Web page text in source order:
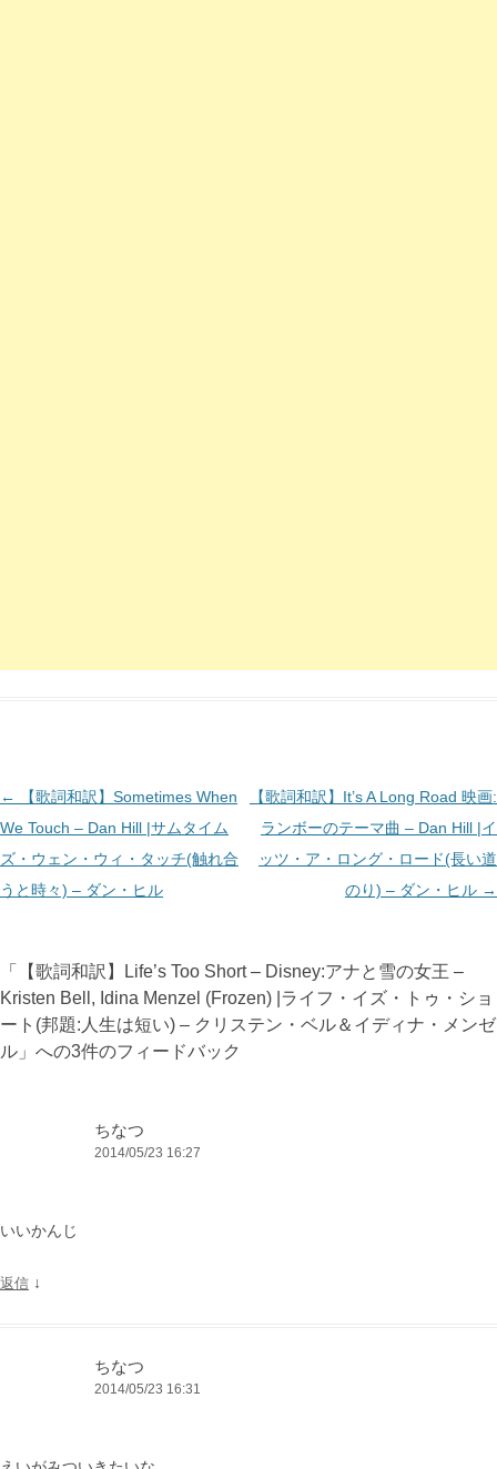
投
稿
ナ
ビ
ン
←
【歌詞和訳】Sometimes When
We Touch – Dan Hill |サムタイム
ズ・ウェン・ウィ・タッチ(触れ合
うと時々) – ダン・ヒル
【歌詞和訳】It’s A Long Road 映画:
ランボーのテーマ曲 – Dan Hill |イ
ッツ・ア・ロング・ロード(長い道
のり) – ダン・ヒル →
「
【歌詞和訳】Life’s Too Short – Disney:アナと雪の女王 –
Kristen Bell, Idina Menzel (Frozen) |ライフ・イズ・トゥ・ショ
ート(邦題:人生は短い) – クリステン・ベル＆イディナ・メンゼ
ル 」への3件のフィードバック
ちなつ
2014/05/23 16:27
いいかんじ
返信 ↓
ちなつ
2014/05/23 16:31